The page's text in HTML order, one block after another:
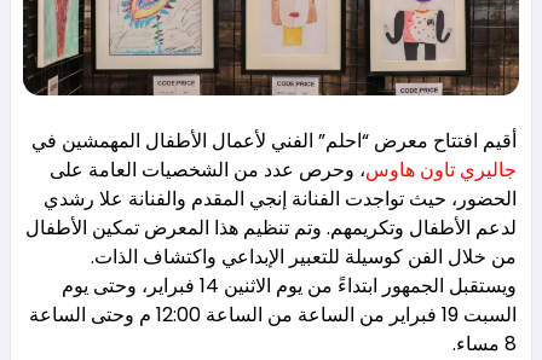
أقيم افتتاح معرض “احلم” الفني لأعمال الأطفال المهمشين في
جاليري تاون هاوس، وحرص عدد من الشخصيات العامة على
الحضور، حيث تواجدت الفنانة إنجي المقدم والفنانة علا رشدي
لدعم الأطفال وتكريمهم. وتم تنظيم هذا المعرض تمكين الأطفال
من خلال الفن كوسيلة للتعبير الإبداعي واكتشاف الذات.
ويستقبل الجمهور ابتداءً من يوم الاثنين 14 فبراير، وحتى يوم
السبت 19 فبراير من الساعة من الساعة 12:00 م وحتى الساعة
8 مساء.